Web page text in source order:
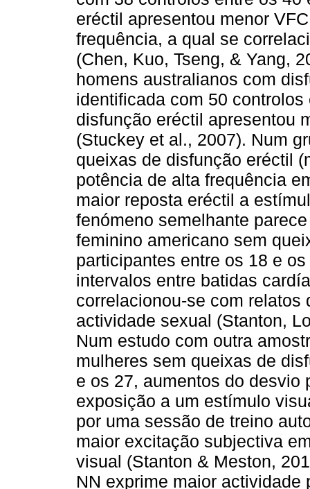
eréctil apresentou menor
frequência, a qual se
(Chen, Kuo, Tseng, & Yang,
homens australianos com
identificada com 50
disfunção eréctil apresentou
(Stuckey et al., 2007). Num
queixas de disfunção eréctil
potência de alta frequência
maior reposta eréctil a
fenómeno semelhante
feminino americano sem
participantes entre os 18 e
intervalos entre batidas
correlacionou-se com relatos
actividade sexual (Stanton,
Num estudo com outra
mulheres sem queixas de
e os 27, aumentos do desvio
exposição a um estímulo
por uma sessão de treino
maior excitação subjectiva
visual (Stanton & Meston,
NN exprime maior